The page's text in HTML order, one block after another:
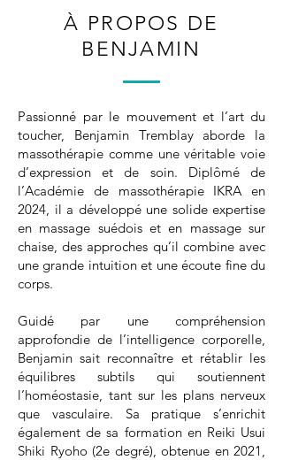
À PROPOS DE
BENJAMIN
Passionné par le mouvement et l’art du
toucher, Benjamin Tremblay aborde la
massothérapie comme une véritable voie
d’expression et de soin. Diplômé de
l’Académie de massothérapie IKRA en
2024, il a développé une solide expertise
en massage suédois et en massage sur
chaise, des approches qu’il combine avec
une grande intuition et une écoute fine du
corps.
Guidé par une compréhension
approfondie de l’intelligence corporelle,
Benjamin sait reconnaître et rétablir les
équilibres subtils qui soutiennent
l’homéostasie, tant sur les plans nerveux
que vasculaire. Sa pratique s’enrichit
également de sa formation en Reiki Usui
Shiki Ryoho (2e degré), obtenue en 2021,